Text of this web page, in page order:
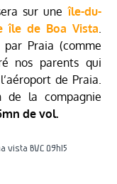
sur uneîle-du-
île de Boa Vista
Praia (comme
nos parents qui
de Praia.
la compagnie
de vol.
vista BVC 09h15